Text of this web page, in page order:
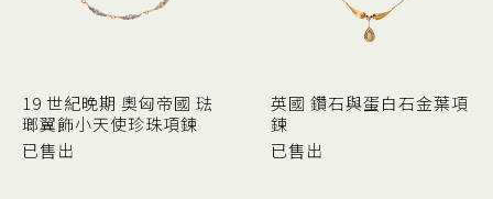
19 世紀晚期 奧匈帝國 琺
瑯翼飾小天使珍珠項鍊
已售出
英國 鑽石與蛋白石金葉項
鍊
已售出